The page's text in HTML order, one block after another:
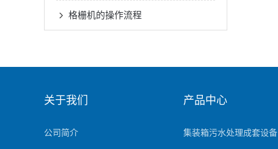
格栅机的操作流程
关于我们
公司简介
产品中心
集装箱污水处理成套设备